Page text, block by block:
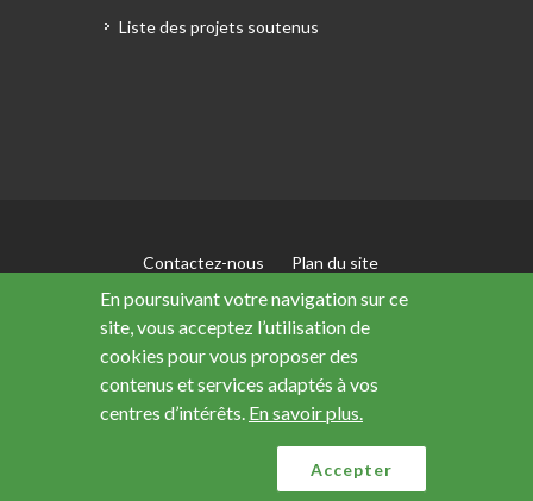
En poursuivant votre navigation sur ce
site, vous acceptez l’utilisation de
cookies pour vous proposer des
contenus et services adaptés à vos
centres d’intérêts. En savoir plus.
Accepter
Liste des projets soutenus
Contactez-nous
Plan du site
Mentions légales
Accessibilité : non conforme
Données personnelles
Ce site a été financé avec le soutien de l’Union
européenne